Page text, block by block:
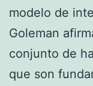
modelo de
Goleman
conjunto de
que son